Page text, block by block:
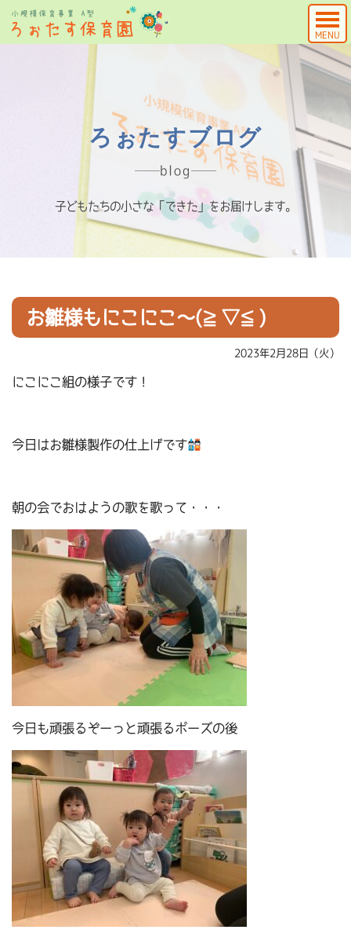
MENU
ろぉたすブログ
blog
子どもたちの小さな「できた」をお届けします。
お雛様もにこにこ～(≧▽≦)
2023年2月28日（火）
にこにこ組の様子です！
今日はお雛様製作の仕上げです
朝の会でおはようの歌を歌って・・・
今日も頑張るぞーっと頑張るポーズの後